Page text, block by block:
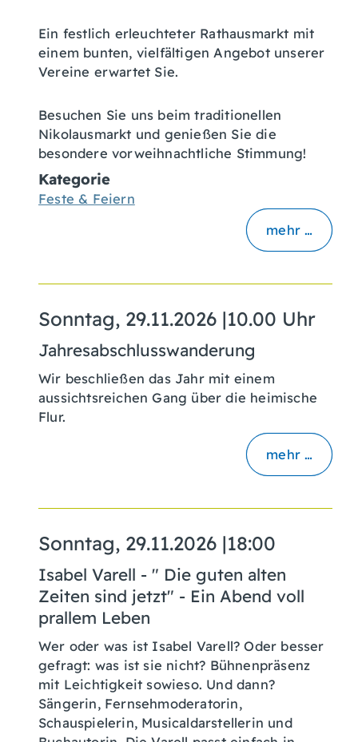
Ein festlich erleuchteter Rathausmarkt mit
einem bunten, vielfältigen Angebot unserer
Vereine erwartet Sie.
Besuchen Sie uns beim traditionellen
Nikolausmarkt und genießen Sie die
besondere vorweihnachtliche Stimmung!
Kategorie
Feste & Feiern
mehr …
Sonntag, 29.11.2026 |10.00 Uhr
Jahresabschlusswanderung
Wir beschließen das Jahr mit einem
aussichtsreichen Gang über die heimische
Flur.
mehr …
Sonntag, 29.11.2026 |18:00
Isabel Varell - " Die guten alten
Zeiten sind jetzt" - Ein Abend voll
prallem Leben
Wer oder was ist Isabel Varell? Oder besser
gefragt: was ist sie nicht? Bühnenpräsenz
mit Leichtigkeit sowieso. Und dann?
Sängerin, Fernsehmoderatorin,
Schauspielerin, Musicaldarstellerin und